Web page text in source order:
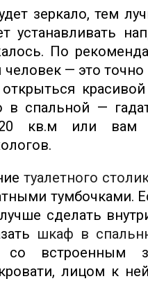
зеркало, тем
устанавливать
По
— это точно
в спальной —
кв.м или вам
туалетного
тумбочками.
сделать
шкаф в
со встроенным
кровати, лицом к